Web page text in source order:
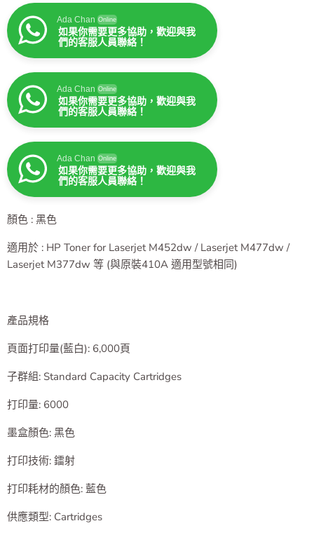
Ada Chan Online
如果你需要更多協助，歡迎與我
們的客服人員聯絡！
Ada Chan Online
如果你需要更多協助，歡迎與我
們的客服人員聯絡！
Ada Chan Online
如果你需要更多協助，歡迎與我
們的客服人員聯絡！
顏色 : 黑色
適用於 : HP Toner for Laserjet M452dw / Laserjet M477dw /
Laserjet M377dw 等 (與原裝410A 適用型號相同)
產品規格
頁面打印量(藍白): 6,000頁
子群組: Standard Capacity Cartridges
打印量: 6000
墨盒顏色: 黑色
打印技術: 鐳射
打印耗材的顏色: 藍色
供應類型: Cartridges